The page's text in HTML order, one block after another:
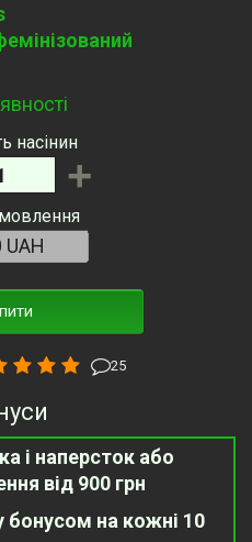
насінин
+
25
і наперсток або
від 900 грн
бонусом на кожні 10